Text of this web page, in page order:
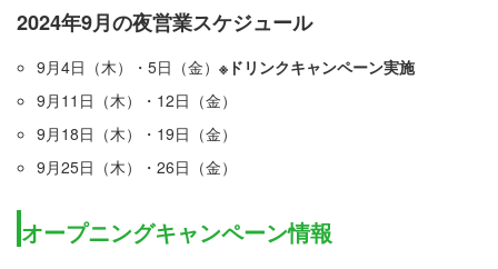
2024年9月の夜営業スケジュール
9月4日（木）・5日（金）※ドリンクキャンペーン実施
9月11日（木）・12日（金）
9月18日（木）・19日（金）
9月25日（木）・26日（金）
オープニングキャンペーン情報